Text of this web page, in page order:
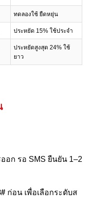
ทดลองใช้ ยืดหยุ่น
ประหยัด 15% ใช้ประจำ
ประหยัดสูงสุด 24% ใช้
ยาว
อก รอ SMS ยืนยัน 1–2
ก่อน เพื่อเลือกระดับส